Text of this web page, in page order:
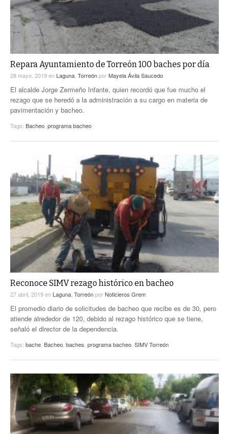
Repara Ayuntamiento de Torreón 100 baches por día
28 mayo, 2019en Laguna TorreónporMayela Ávila Saucedo
El alcalde Jorge Zermeño Infante, quien recordó que fue mucho el
rezago que se heredó a la administración a su cargo en materia de
pavimentación y bacheo.
Tags: Bacheo programa bacheo
Reconoce SIMV rezago histórico en bacheo
27 abril, 2019en Laguna, TorreónporNoticieros Grem
El promedio diario de solicitudes de bacheo que recibe es de 30, pero
atiende alrededor de 120, debido al rezago histórico que se tiene,
señaló el director de la dependencia.
Tags: bache, Bacheo, baches, programa bacheo, SIMV Torreón